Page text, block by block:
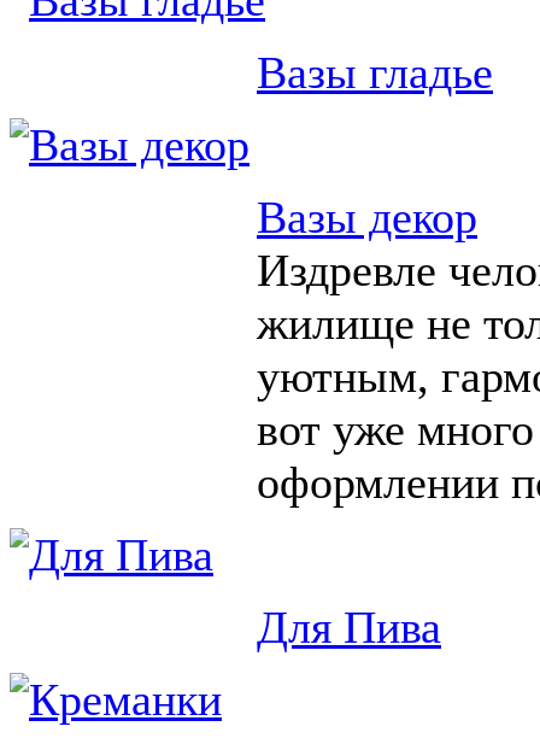
Вазы гладье
Вазы декор
Издревле
жилище не
уютным,
вот уже
оформлении
Для Пива